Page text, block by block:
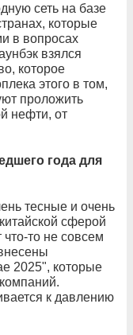
сеть на базе
которые
в вопросах
взялся
которое
этого в том,
проложить
нефти, от
года для
тесные и очень
сферой
то не совсем
2025", которые
к давлению